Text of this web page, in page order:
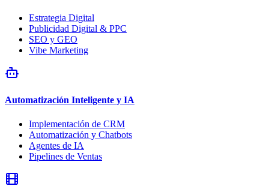
Estrategia Digital
Publicidad Digital & PPC
SEO y GEO
Vibe Marketing
Automatización Inteligente y IA
Implementación de CRM
Automatización y Chatbots
Agentes de IA
Pipelines de Ventas